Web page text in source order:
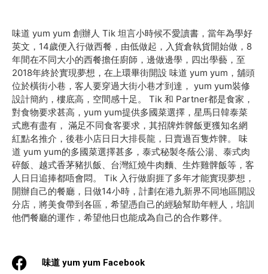
味道 yum yum 創辦人 Tik 坦言小時候不愛讀書，當年為學好
英文，14歲便入行做西餐，由低做起，入貨倉執貨開始做，8
年間在不同大小的西餐擔任廚師，邊做邊學，四出學藝，至
2018年終於實現夢想，在上環畢街開設 味道 yum yum，舖頭
位於橫街小巷，客人要穿過大街小巷才到達， yum yum裝修
設計簡約，樓底高，空間感十足。 Tik 和 Partner都是食家，
對食物要求甚高，yum yum提供多國菜選擇，星馬日韓泰菜
式應有盡有， 滿足不同食客要求，其招牌炸髀飯更獲知名網
紅點名推介，後巷小店日日大排長龍，日賣過百隻炸髀。 味
道 yum yum的多國菜選擇甚多，泰式秘製冬蔭公湯、泰式肉
碎飯、越式香茅豬扒飯、台灣紅燒牛肉麵、生炸雞髀飯等，客
人日日追捧都唔會悶。 Tik 入行做廚捱了多年才能實現夢想，
開辦自己的餐廳，日做14小時，計劃在港九新界不同地區開設
分店，將美食帶到各區，希望憑自己的經驗幫助年輕人，培訓
他們餐廳的運作，希望他日也能成為自己的合作夥伴。
味道 yum yum Facebook